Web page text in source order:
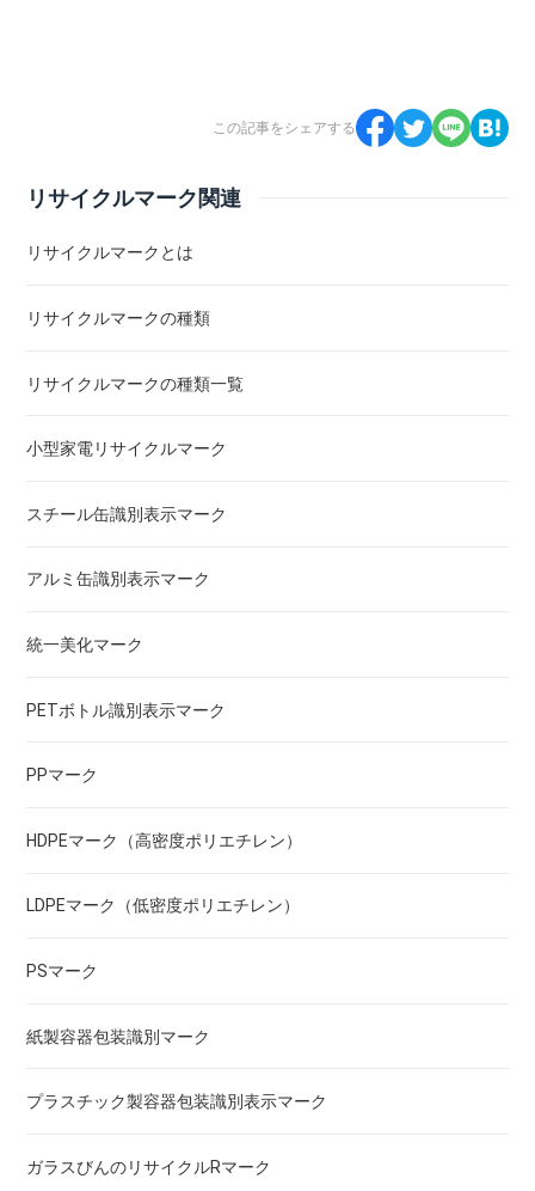
この記事をシェアする
リサイクルマーク関連
リサイクルマークとは
リサイクルマークの種類
リサイクルマークの種類一覧
小型家電リサイクルマーク
スチール缶識別表示マーク
アルミ缶識別表示マーク
統一美化マーク
PETボトル識別表示マーク
PPマーク
HDPEマーク（高密度ポリエチレン）
LDPEマーク（低密度ポリエチレン）
PSマーク
紙製容器包装識別マーク
プラスチック製容器包装識別表示マーク
ガラスびんのリサイクルRマーク